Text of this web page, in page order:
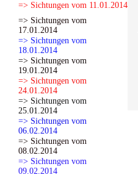
=> Sichtungen vom 11.01.2014
=> Sichtungen vom
17.01.2014
=> Sichtungen vom
18.01.2014
=> Sichtungen vom
19.01.2014
=> Sichtungen vom
24.01.2014
=> Sichtungen vom
25.01.2014
=> Sichtungen vom
06.02.2014
=> Sichtungen vom
08.02.2014
=> Sichtungen vom
09.02.2014